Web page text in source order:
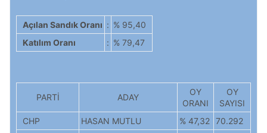
Açılan Sandık Oranı : % 95,40
Katılım Oranı
: % 79,47
PARTİ ADAY
OY
ORANI
OY
SAYISI
CHP
HASAN MUTLU % 47,32 70.292